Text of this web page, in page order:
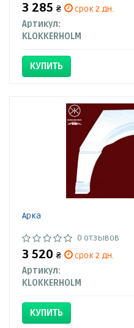
3 285 ₴
срок 2 дн.
Артикул:
KLOKKERHOLM
КУПИТЬ
Арка
0 отзывов
3 520 ₴
срок 2 дн.
Артикул:
KLOKKERHOLM
КУПИТЬ